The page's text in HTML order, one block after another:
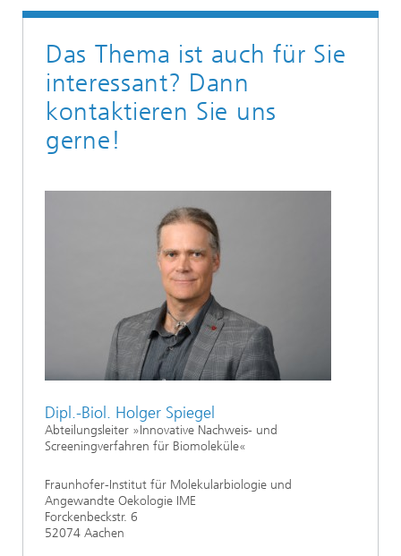
Das Thema ist auch für Sie
interessant? Dann
kontaktieren Sie uns
gerne!
Dipl.-Biol. Holger Spiegel
Abteilungsleiter »Innovative Nachweis- und
Screeningverfahren für Biomoleküle«
Fraunhofer-Institut für Molekularbiologie und
Angewandte Oekologie IME
Forckenbeckstr. 6
52074 Aachen